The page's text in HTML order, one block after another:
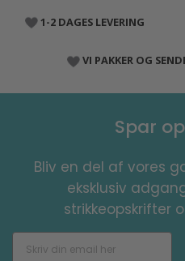
1-2 DAGES LEVERING
VI PAKKER OG
Spar
Bliv en del af vores
eksklusiv
strikkeopskrifter